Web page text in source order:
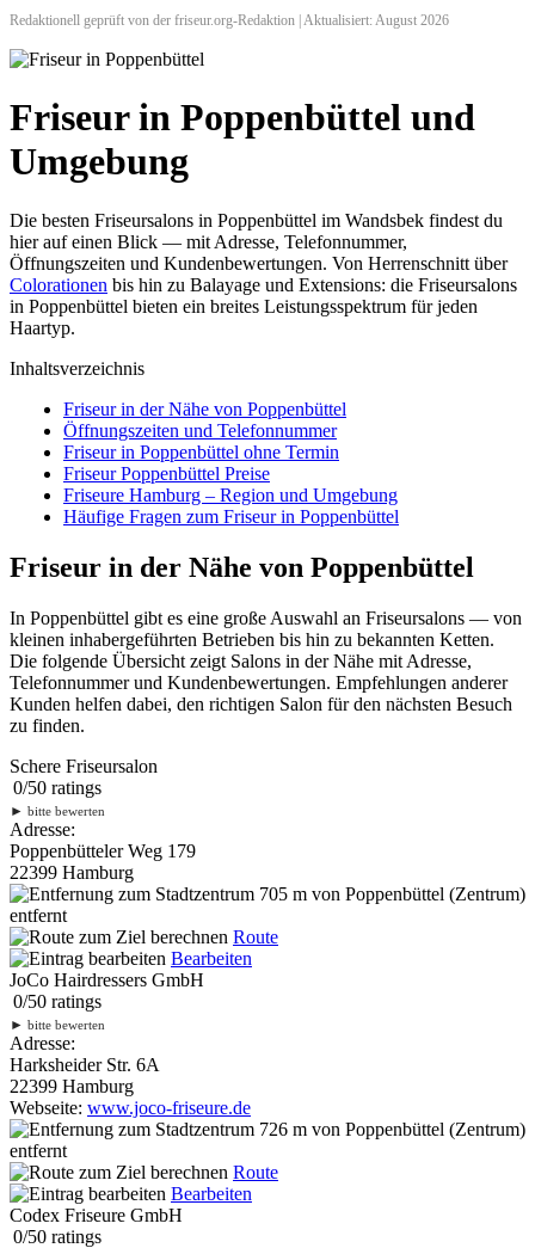
Redaktionell geprüft von der friseur.org-Redaktion | Aktualisiert: August 2026
Friseur in Poppenbüttel und
Umgebung
Die besten Friseursalons in Poppenbüttel im Wandsbek findest du
hier auf einen Blick — mit Adresse, Telefonnummer,
Öffnungszeiten und Kundenbewertungen. Von Herrenschnitt über
Colorationen bis hin zu Balayage und Extensions: die Friseursalons
in Poppenbüttel bieten ein breites Leistungsspektrum für jeden
Haartyp.
Inhaltsverzeichnis
Friseur in der Nähe von Poppenbüttel
Öffnungszeiten und Telefonnummer
Friseur in Poppenbüttel ohne Termin
Friseur Poppenbüttel Preise
Friseure Hamburg – Region und Umgebung
Häufige Fragen zum Friseur in Poppenbüttel
Friseur in der Nähe von Poppenbüttel
In Poppenbüttel gibt es eine große Auswahl an Friseursalons — von
kleinen inhabergeführten Betrieben bis hin zu bekannten Ketten.
Die folgende Übersicht zeigt Salons in der Nähe mit Adresse,
Telefonnummer und Kundenbewertungen. Empfehlungen anderer
Kunden helfen dabei, den richtigen Salon für den nächsten Besuch
zu finden.
Schere Friseursalon
0/50 ratings
► bitte bewerten
Adresse:
Poppenbütteler Weg 179
22399 Hamburg
705 m von Poppenbüttel (Zentrum)
entfernt
Route
Bearbeiten
JoCo Hairdressers GmbH
0/50 ratings
► bitte bewerten
Adresse:
Harksheider Str. 6A
22399 Hamburg
Webseite: www.joco-friseure.de
726 m von Poppenbüttel (Zentrum)
entfernt
Route
Bearbeiten
Codex Friseure GmbH
0/50 ratings